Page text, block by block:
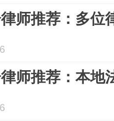
师推荐：多位
师推荐：本地